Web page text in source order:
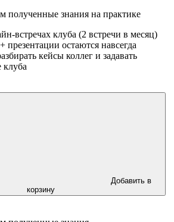
полученные знания на практике
встречах клуба (2 встречи в месяц)
презентации остаются навсегда
кейсы коллег и задавать
клуба
Добавить в
корзину